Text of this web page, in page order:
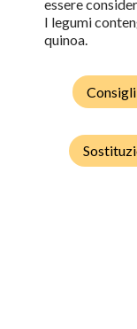
essere
I legumi
quinoa.